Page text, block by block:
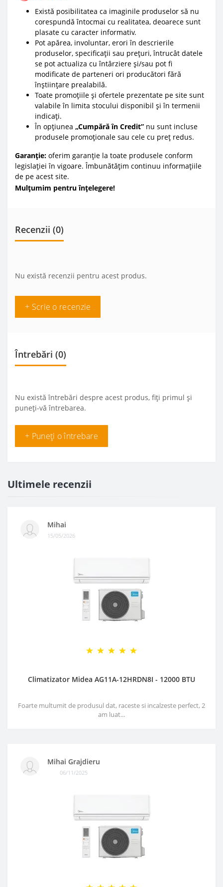
Există posibilitatea ca imaginile produselor să nu
corespundă întocmai cu realitatea, deoarece sunt
plasate cu caracter informativ.
Pot apărea, involuntar, erori în descrierile
produselor, specificații sau prețuri, întrucât datele
se pot actualiza cu întârziere și/sau pot fi
modificate de parteneri ori producători fără
înștiințare prealabilă.
Toate promoțiile și ofertele prezentate pe site sunt
valabile în limita stocului disponibil și în termenii
indicați.
În opțiunea „Cumpără în Credit” nu sunt incluse
produsele promoționale sau cele cu preț redus.
Garanție: oferim garanție la toate produsele conform
legislației în vigoare. Îmbunătățim continuu informațiile
de pe acest site.
Mulțumim pentru înțelegere!
Recenzii (0)
Nu există recenzii pentru acest produs.
+ Scrie o recenzie
Întrebări (0)
Nu există întrebări despre acest produs, fiți primul și
puneți-vă întrebarea.
+ Puneți o întrebare
Ultimele recenzii
Mihai
15/05/2026
Climatizator Midea AG11A-12HRDN8I - 12000 BTU
Foarte multumit de produsul dat, raceste si incalzeste perfect, 2
am luat...
Mihai Grajdieru
06/11/2025